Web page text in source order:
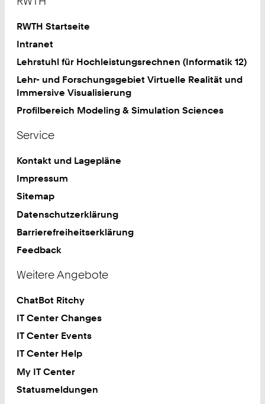
RWTH Startseite
Intranet
Lehrstuhl für Hochleistungsrechnen (Informatik 12)
Lehr- und Forschungsgebiet Virtuelle Realität und
Immersive Visualisierung
Profilbereich Modeling & Simulation Sciences
Service
Kontakt und Lagepläne
Impressum
Sitemap
Datenschutzerklärung
Barrierefreiheitserklärung
Feedback
Weitere Angebote
ChatBot Ritchy
IT Center Changes
IT Center Events
IT Center Help
My IT Center
Statusmeldungen